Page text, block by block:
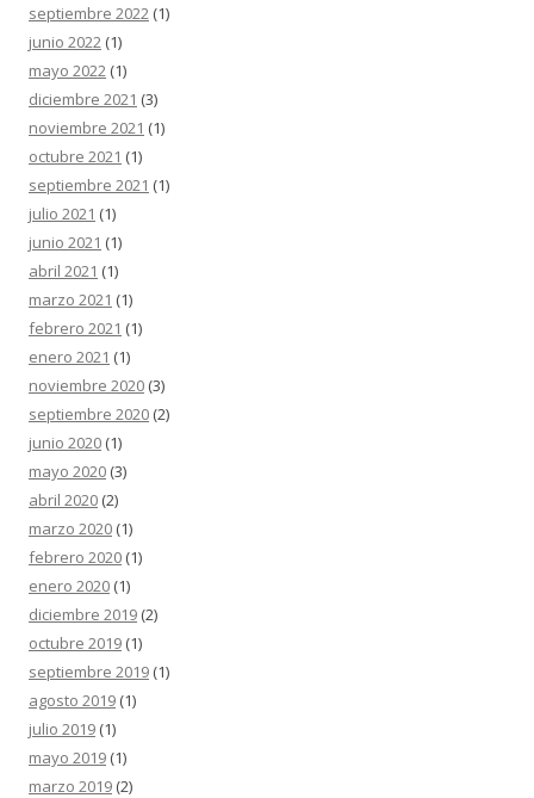
septiembre 2022 (1)
junio 2022 (1)
mayo 2022 (1)
diciembre 2021 (3)
noviembre 2021 (1)
octubre 2021 (1)
septiembre 2021 (1)
julio 2021 (1)
junio 2021 (1)
abril 2021 (1)
marzo 2021 (1)
febrero 2021 (1)
enero 2021 (1)
noviembre 2020 (3)
septiembre 2020 (2)
junio 2020 (1)
mayo 2020 (3)
abril 2020 (2)
marzo 2020 (1)
febrero 2020 (1)
enero 2020 (1)
diciembre 2019 (2)
octubre 2019 (1)
septiembre 2019 (1)
agosto 2019 (1)
julio 2019 (1)
mayo 2019 (1)
marzo 2019 (2)